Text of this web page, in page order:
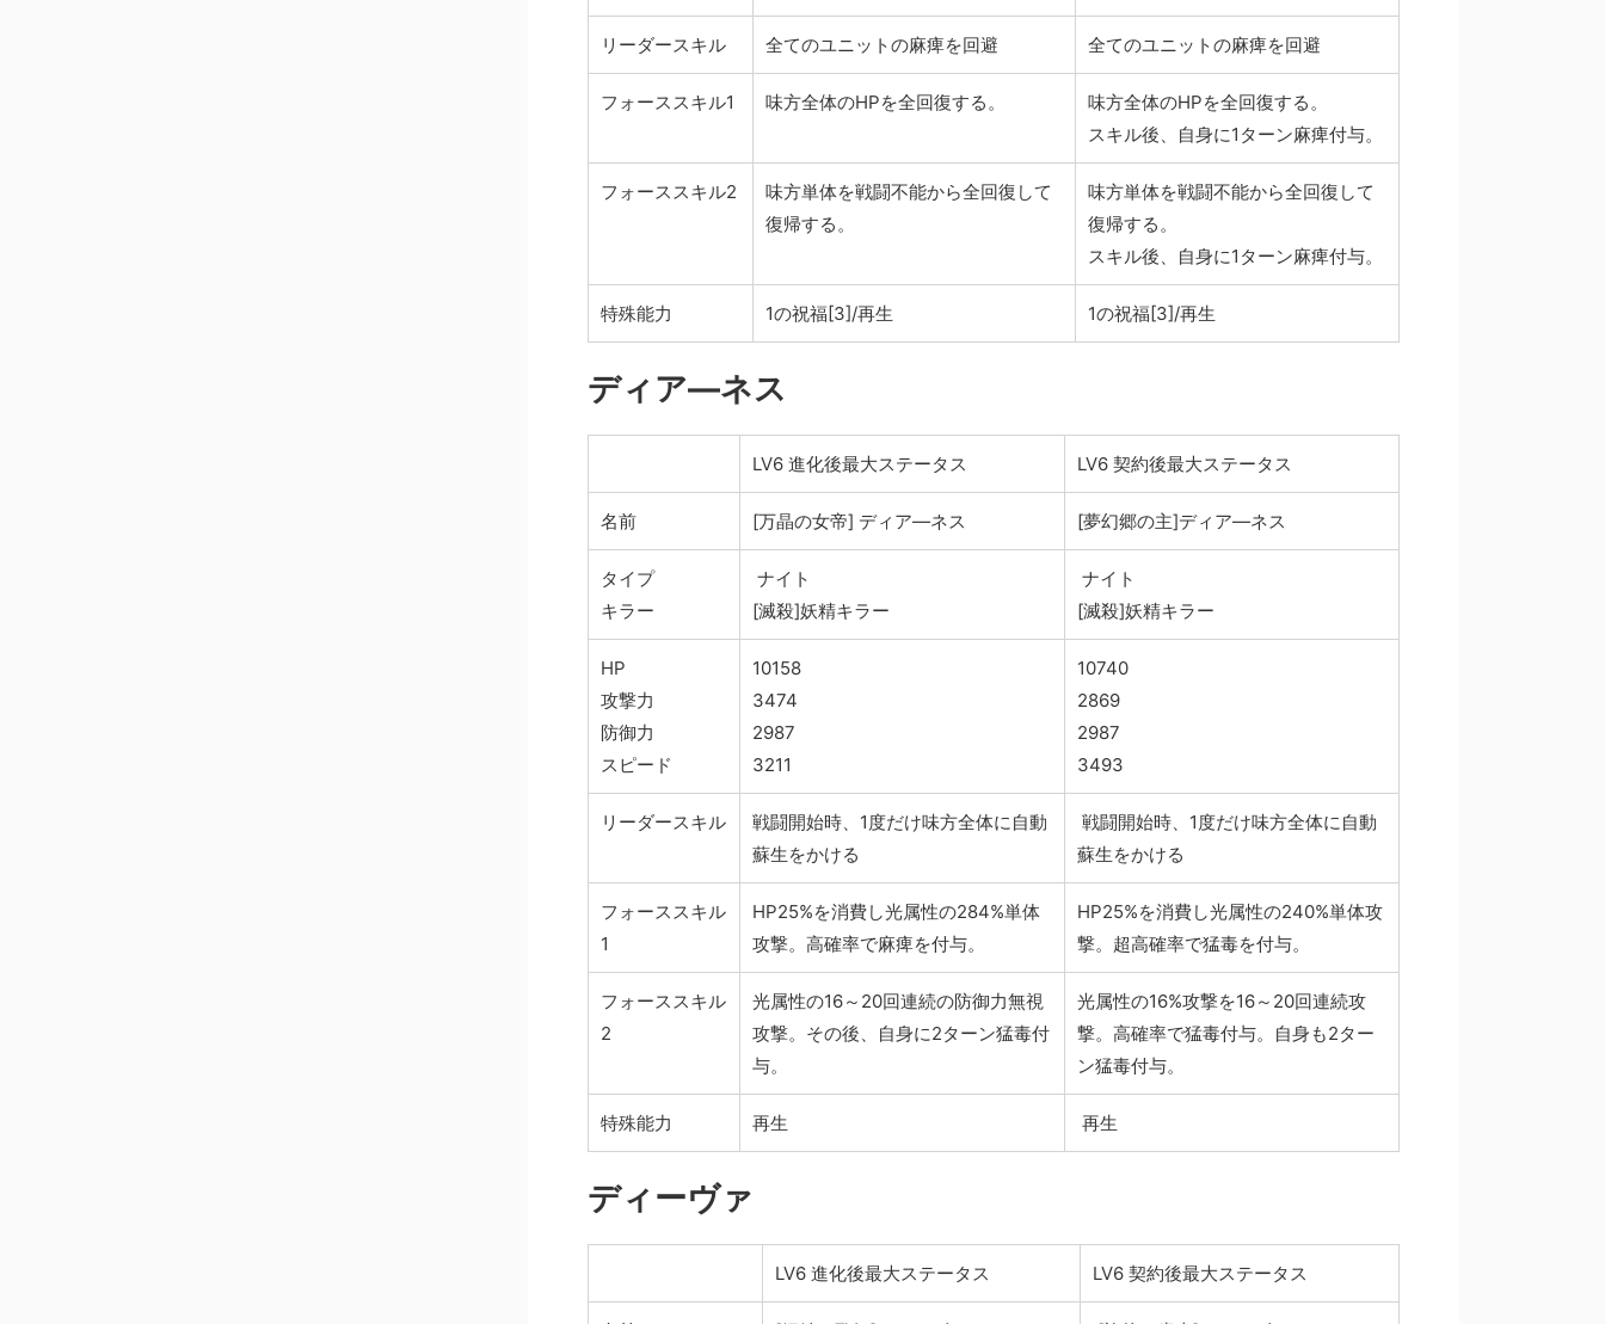
リーダースキル 全てのユニットの麻痺を回避 全てのユニットの麻痺を回避
フォーススキル1 味方全体のHPを全回復する。
味方全体のHPを全回復する。
スキル後、自身に1ターン麻痺付与。
フォーススキル2
味方単体を戦闘不能から全回復して
復帰する。
味方単体を戦闘不能から全回復して
復帰する。
スキル後、自身に1ターン麻痺付与。
特殊能力 1の祝福[3]/再生 1の祝福[3]/再生
ディア―ネス
LV6 進化後最大ステータス LV6 契約後最大ステータス
名前 [万晶の女帝] ディア―ネス [夢幻郷の主]ディア―ネス
タイプ
キラー
ナイト
[滅殺]妖精キラー
ナイト
[滅殺]妖精キラー
HP
攻撃力
防御力
スピード
10158
3474
2987
3211
10740
2869
2987
3493
リーダースキル
戦闘開始時、1度だけ味方全体に自動
蘇生をかける
戦闘開始時、1度だけ味方全体に自動
蘇生をかける
フォーススキル
1
HP25%を消費し光属性の284%単体
攻撃。高確率で麻痺を付与。
HP25%を消費し光属性の240%単体攻
撃。超高確率で猛毒を付与。
フォーススキル
2
光属性の16～20回連続の防御力無視
攻撃。その後、自身に2ターン猛毒付
与。
光属性の16%攻撃を16～20回連続攻
撃。高確率で猛毒付与。自身も2ター
ン猛毒付与。
特殊能力 再生 再生
ディーヴァ
LV6 進化後最大ステータス LV6 契約後最大ステータス